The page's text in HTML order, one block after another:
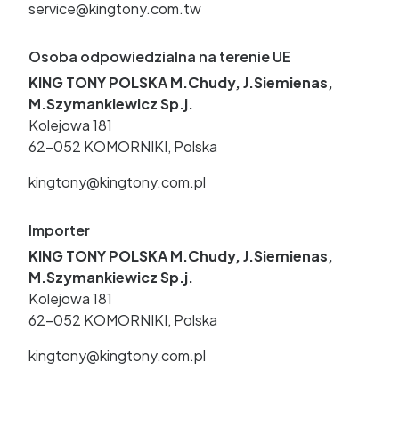
service@kingtony.com.tw
Osoba odpowiedzialna na terenie UE
KING TONY POLSKA M.Chudy, J.Siemienas,
M.Szymankiewicz Sp.j.
Kolejowa 181
62-052 KOMORNIKI, Polska
kingtony@kingtony.com.pl
Importer
KING TONY POLSKA M.Chudy, J.Siemienas,
M.Szymankiewicz Sp.j.
Kolejowa 181
62-052 KOMORNIKI, Polska
kingtony@kingtony.com.pl